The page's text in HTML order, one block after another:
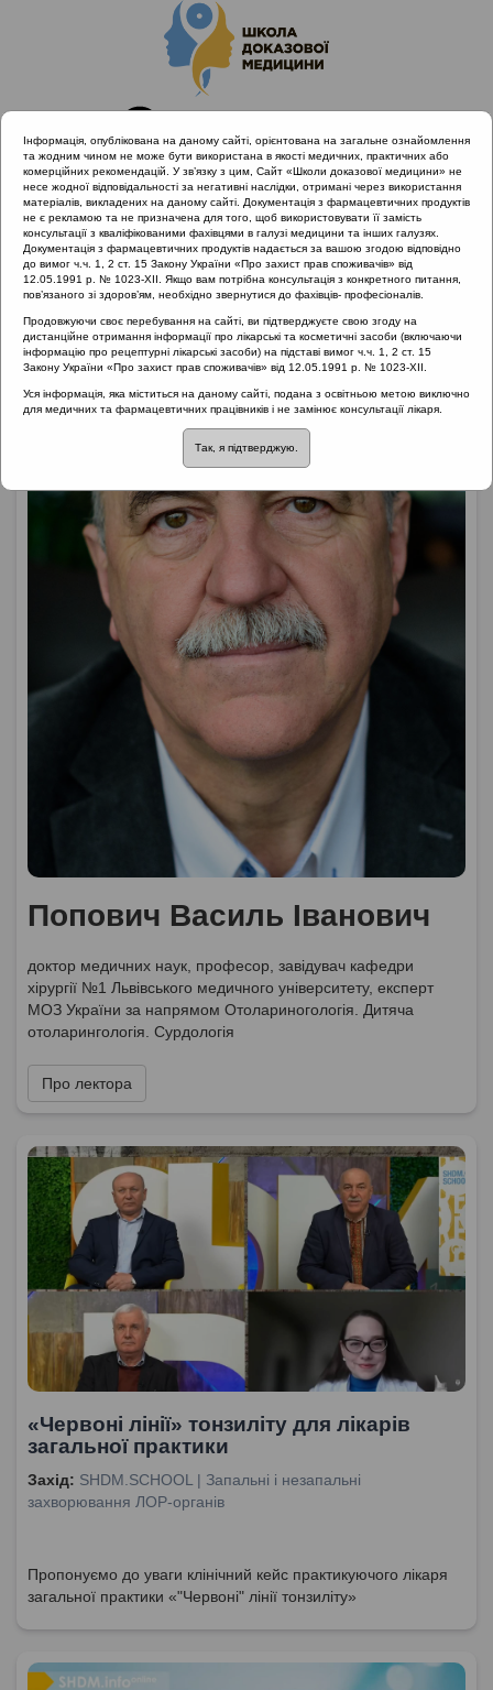
Головна Лектори Попович Василь Іванович
Попович Василь Іванович
доктор медичних наук, професор, завідувач кафедри
хірургії №1 Львівського медичного університету, експерт
МОЗ України за напрямом Отолариногологія. Дитяча
отоларингологія. Сурдологія
Про лектора
«Червоні лінії» тонзиліту для лікарів
загальної практики
Захід: SHDM.SCHOOL | Запальні і незапальні
захворювання ЛОР-органів
Пропонуємо до уваги клінічний кейс практикуючого лікаря
загальної практики «"Червоні" лінії тонзиліту»
Інформація, опублікована на даному сайті, орієнтована на загальне ознайомлення
та жодним чином не може бути використана в якості медичних, практичних або
комерційних рекомендацій. У зв’язку з цим, Сайт «Школи доказової медицини» не
несе жодної відповідальності за негативні наслідки, отримані через використання
матеріалів, викладених на даному сайті. Документація з фармацевтичних продуктів
не є рекламою та не призначена для того, щоб використовувати її замість
консультації з кваліфікованими фахівцями в галузі медицини та інших галузях.
Документація з фармацевтичних продуктів надається за вашою згодою відповідно
до вимог ч.ч. 1, 2 ст. 15 Закону України «Про захист прав споживачів» від
12.05.1991 р. № 1023-XII. Якщо вам потрібна консультація з конкретного питання,
пов’язаного зі здоров’ям, необхідно звернутися до фахівців- професіоналів.
Продовжуючи своє перебування на сайті, ви підтверджуєте свою згоду на
дистанційне отримання інформації про лікарські та косметичні засоби (включаючи
інформацію про рецептурні лікарські засоби) на підставі вимог ч.ч. 1, 2 ст. 15
Закону України «Про захист прав споживачів» від 12.05.1991 р. № 1023-XII.
Уся інформація, яка міститься на даному сайті, подана з освітньою метою виключно
для медичних та фармацевтичних працівників і не замінює консультації лікаря.
Так, я підтверджую.